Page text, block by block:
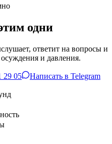
одни
ответит на вопросы и
и давления.
29 05 Написать в Telegram